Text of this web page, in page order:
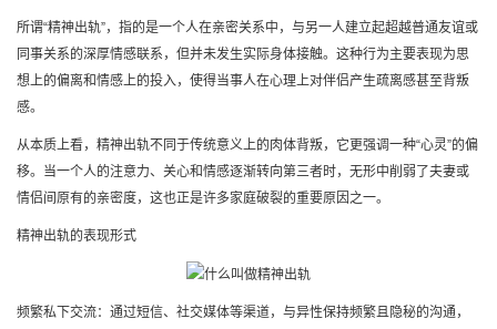
所谓“精神出轨”，指的是一个人在亲密关系中，与另一人建立起超越普通友谊或
同事关系的深厚情感联系，但并未发生实际身体接触。这种行为主要表现为思
想上的偏离和情感上的投入，使得当事人在心理上对伴侣产生疏离感甚至背叛
感。
从本质上看，精神出轨不同于传统意义上的肉体背叛，它更强调一种“心灵”的偏
移。当一个人的注意力、关心和情感逐渐转向第三者时，无形中削弱了夫妻或
情侣间原有的亲密度，这也正是许多家庭破裂的重要原因之一。
精神出轨的表现形式
频繁私下交流：通过短信、社交媒体等渠道，与异性保持频繁且隐秘的沟通，